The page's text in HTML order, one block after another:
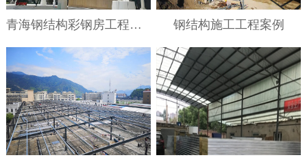
青海钢结构彩钢房工程案例 钢结构施工工程案例